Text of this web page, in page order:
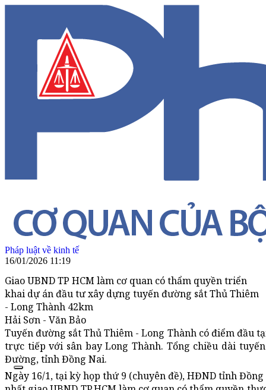
Pháp luật về kinh tế
16/01/2026 11:19
Giao UBND TP HCM làm cơ quan có thẩm quyền triển
khai dự án đầu tư xây dựng tuyến đường sắt Thủ Thiêm
- Long Thành 42km
Hải Sơn - Văn Bảo
Tuyến đường sắt Thủ Thiêm - Long Thành có điểm đầu
trực tiếp với sân bay Long Thành. Tổng chiều dài
Đường, tỉnh Đồng Nai.
Ngày 16/1, tại kỳ họp thứ 9 (chuyên đề), HĐND tỉnh